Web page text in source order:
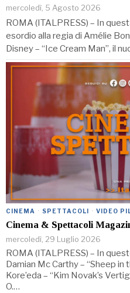
mercoledì, 5 Agosto 2026
ROMA (ITALPRESS) – In
esordio alla regia di Amélie
Disney – “Ice Cream Man”, il
CINEMA · SPETTACOLI · VIDEO
Cinema & Spettacoli
mercoledì, 29 Luglio 2026
ROMA (ITALPRESS) – In
Damian Mc Carthy – “Sheep in
Kore’eda – “Kim Novak’s
O.…